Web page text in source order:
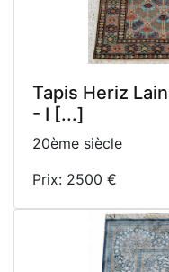
Tapis Heriz
- I [...]
20ème siècle
Prix: 2500 €